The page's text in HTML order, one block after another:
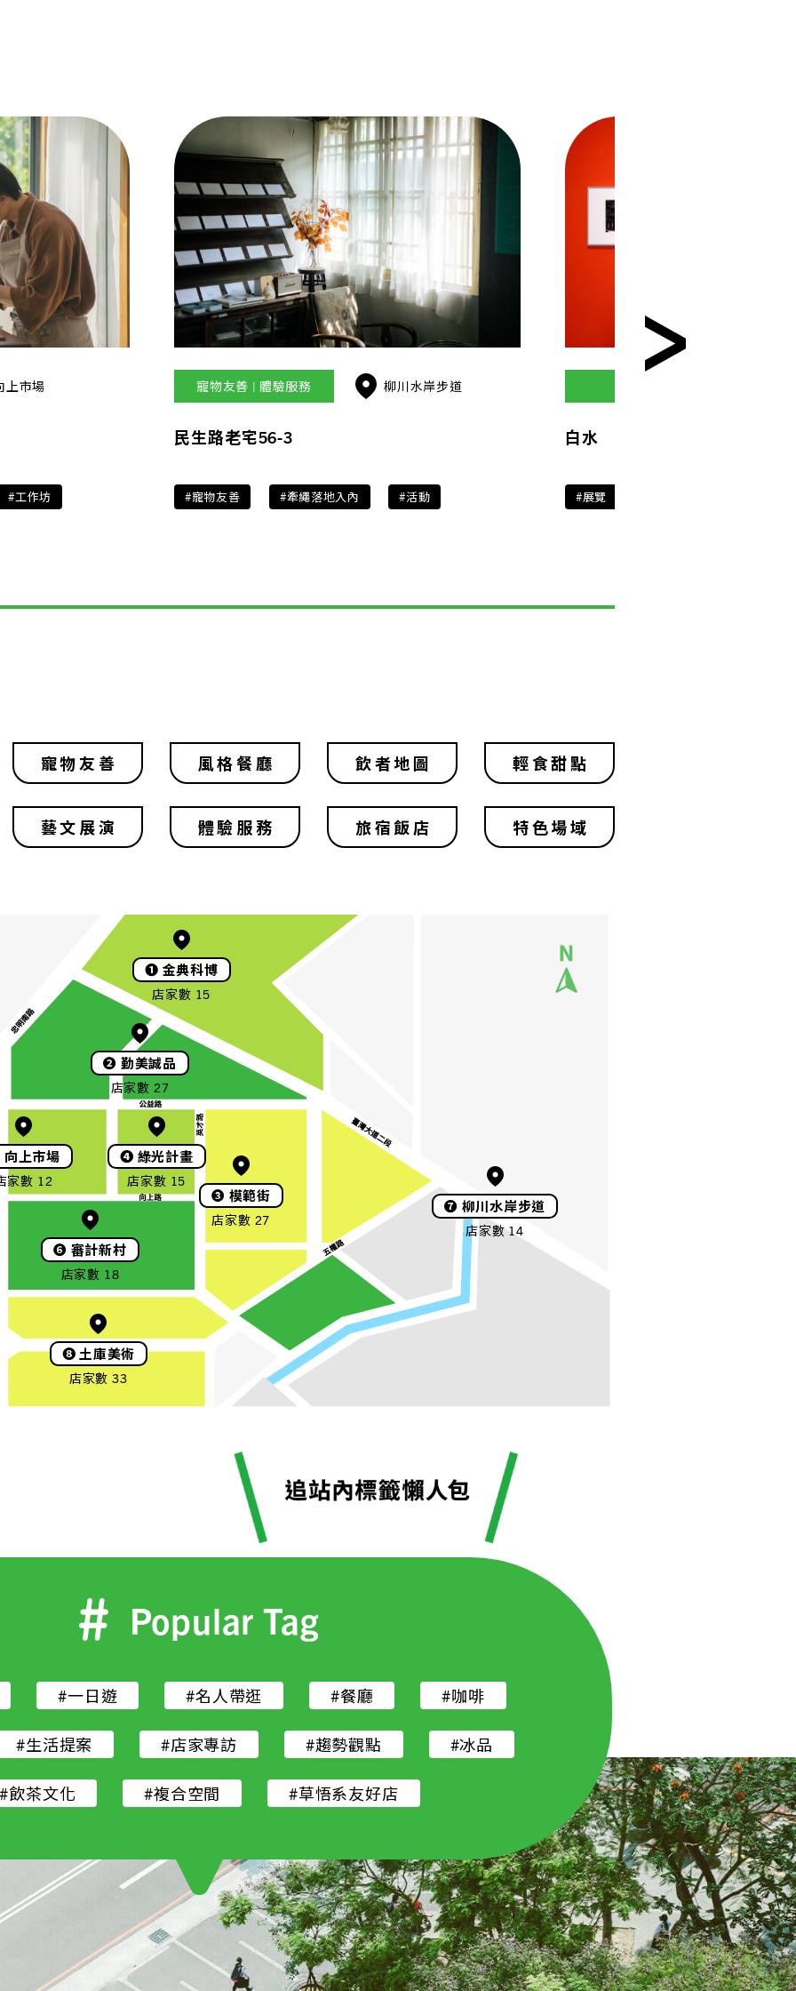
上市場
#工作坊
寵物友善 | 體驗服務 柳川水岸步道
民生路老宅56-3
#寵物友善 #牽繩落地入內 #活動
白水
#展覽
寵物友善 風格餐廳 飲者地圖 輕食甜點
藝文展演 體驗服務 旅宿飯店 特色場域
❶ 金典科博
店家數 15
❷ 勤美誠品
店家數 27
❸ 模範街
店家數 27
❹ 綠光計畫
店家數 15
向上市場
家數 12
❻ 審計新村
店家數 18
❼ 柳川水岸步道
店家數 14
❽ 土庫美術
店家數 33
Popular Tag
#一日遊 #名人帶逛 #餐廳 #咖啡
#生活提案 #店家專訪 #趨勢觀點 #冰品
#飲茶文化 #複合空間 #草悟系友好店